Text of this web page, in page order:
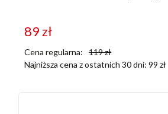
89zł
Cena regularna: 119zł
Najniższa cena z ostatnich 30 dni:99 zł